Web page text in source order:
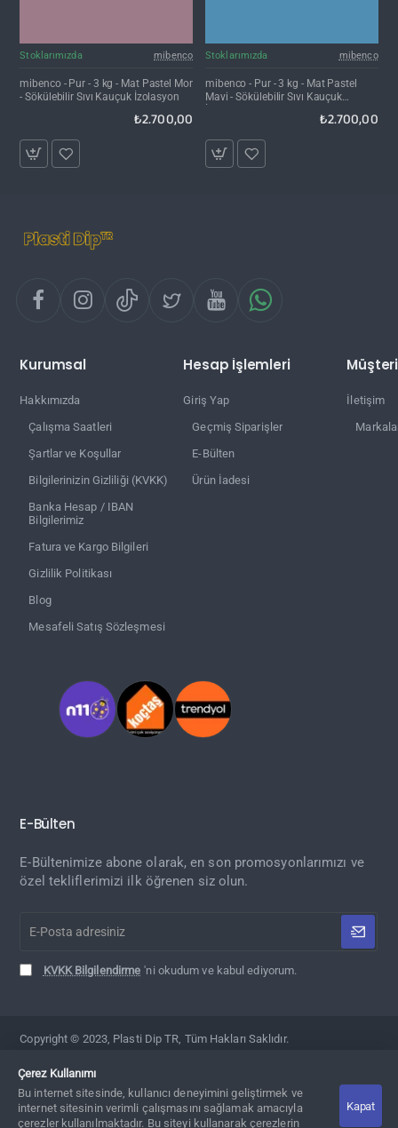
Çerez Kullanımı
Bu internet sitesinde, kullanıcı deneyimini geliştirmek ve
internet sitesinin verimli çalışmasını sağlamak amacıyla
çerezler kullanılmaktadır. Bu siteyi kullanarak çerezlerin
Kapat
Kargo Bedava
Stoklarımızda mibenco
mibenco - Pur - 3 kg - Mat Pastel Mor
- Sökülebilir Sıvı Kauçuk İzolasyon
₺2.700,00
Kargo Bedava
Stoklarımızda mibenco
mibenco - Pur - 3 kg - Mat Pastel
Mavi - Sökülebilir Sıvı Kauçuk
₺2.700,00
Kurumsal
Hakkımızda
Çalışma Saatleri
Şartlar ve Koşullar
Bilgilerinizin Gizliliği (KVKK)
Banka Hesap / IBAN
Bilgilerimiz
Fatura ve Kargo Bilgileri
Gizlilik Politikası
Blog
Mesafeli Satış Sözleşmesi
Hesap İşlemleri
Giriş Yap
Geçmiş Siparişler
E-Bülten
Ürün İadesi
İletişim
E-Bülten
E-Bültenimize abone olarak, en son promosyonlarımızı ve
özel tekliflerimizi ilk öğrenen siz olun.
Posta
KVKK Bilgilendirme 'ni okudum ve kabul ediyorum.
Copyright © 2023, Plasti Dip TR, Tüm Hakları Saklıdır.